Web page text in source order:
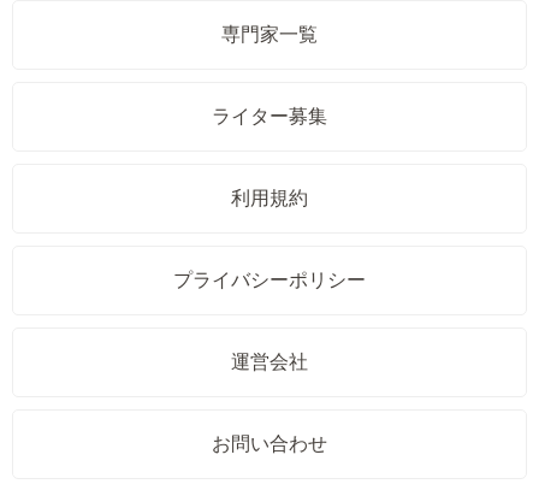
専門家一覧
ライター募集
利用規約
プライバシーポリシー
運営会社
お問い合わせ